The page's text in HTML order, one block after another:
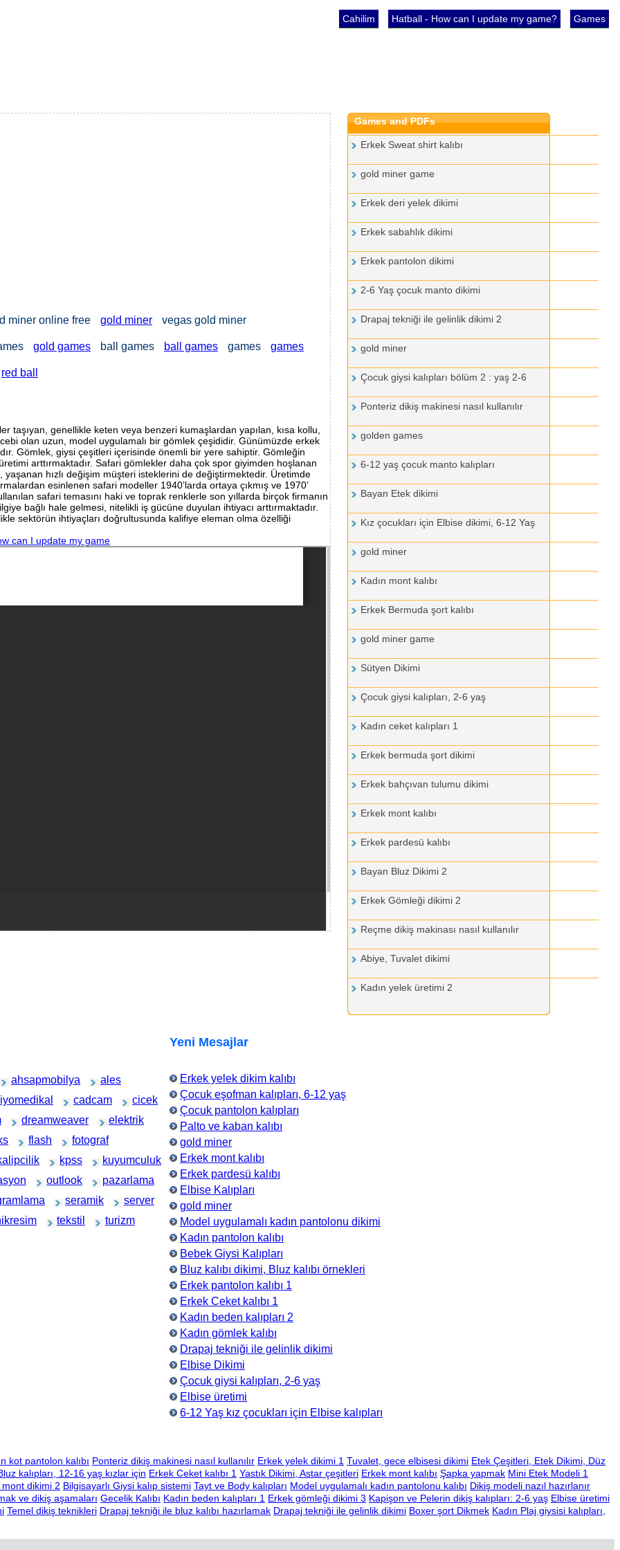
Games
Hatball - How can I update my game?
Cahilim
miner online free gold miner vegas gold miner
gold games ball games ball games games games
red ball
taşıyan, genellikle keten veya benzeri kumaşlardan yapılan, kısa kollu,
olan uzun, model uygulamalı bir gömlek çeşididir. Günümüzde erkek
Gömlek, giysi çeşitleri içerisinde önemli bir yere sahiptir. Gömleğin
arttırmaktadır. Safari gömlekler daha çok spor giyimden hoşlanan
hızlı değişim müşteri isteklerini de değiştirmektedir. Üretimde
esinlenen safari modeller 1940’larda ortaya çıkmış ve 1970’
safari temasını haki ve toprak renklerle son yıllarda birçok firmanın
bağlı hale gelmesi, nitelikli iş gücüne duyulan ihtiyacı arttırmaktadır.
sektörün ihtiyaçları doğrultusunda kalifiye eleman olma özelliği
can I update my game
Games and PDFs
Erkek Sweat shirt kalıbı
gold miner game
Erkek deri yelek dikimi
Erkek sabahlık dikimi
Erkek pantolon dikimi
2-6 Yaş çocuk manto dikimi
Drapaj tekniği ile gelinlik dikimi 2
gold miner
Çocuk giysi kalıpları bölüm 2 : yaş 2-6
Ponteriz dikiş makinesi nasıl kullanılır
golden games
6-12 yaş çocuk manto kalıpları
Bayan Etek dikimi
Kız çocukları için Elbise dikimi, 6-12 Yaş
gold miner
Kadın mont kalıbı
Erkek Bermuda şort kalıbı
gold miner game
Sütyen Dikimi
Çocuk giysi kalıpları, 2-6 yaş
Kadın ceket kalıpları 1
Erkek bermuda şort dikimi
Erkek bahçıvan tulumu dikimi
Erkek mont kalıbı
Erkek pardesü kalıbı
Bayan Bluz Dikimi 2
Erkek Gömleği dikimi 2
Reçme dikiş makinası nasıl kullanılır
Abiye, Tuvalet dikimi
Kadın yelek üretimi 2
ahsapmobilya
ales
cadcam
cicek
dreamweaver
elektrik
flash
fotograf
kpss
kuyumculuk
outlook
pazarlama
seramik
server
tekstil
turizm
Yeni Mesajlar
Erkek yelek dikim kalıbı
Çocuk eşofman kalıpları, 6-12 yaş
Çocuk pantolon kalıpları
Palto ve kaban kalıbı
gold miner
Erkek mont kalıbı
Erkek pardesü kalıbı
Elbise Kalıpları
gold miner
Model uygulamalı kadın pantolonu dikimi
Kadın pantolon kalıbı
Bebek Giysi Kalıpları
Bluz kalıbı dikimi, Bluz kalıbı örnekleri
Erkek pantolon kalıbı 1
Erkek Ceket kalıbı 1
Kadın beden kalıpları 2
Kadın gömlek kalıbı
Drapaj tekniği ile gelinlik dikimi
Elbise Dikimi
Çocuk giysi kalıpları, 2-6 yaş
Elbise üretimi
6-12 Yaş kız çocukları için Elbise kalıpları
kot pantolon kalıbı Ponteriz dikiş makinesi nasıl kullanılır Erkek yelek dikimi 1 Tuvalet, gece elbisesi dikimi Etek Çeşitleri, Etek Dikimi, Düz
kalıpları, 12-16 yaş kızlar için Erkek Ceket kalıbı 1 Yastık Dikimi, Astar çeşitleri Erkek mont kalıbı Şapka yapmak Mini Etek Modeli 1
mont dikimi 2 Bilgisayarlı Giysi kalıp sistemi Tayt ve Body kalıpları Model uygulamalı kadın pantolonu kalıbı Dikiş modeli nazıl hazırlanır
ve dikiş aşamaları Gecelik Kalıbı Kadın beden kalıpları 1 Erkek gömleği dikimi 3 Kapişon ve Pelerin dikiş kalıpları: 2-6 yaş Elbise üretimi
Temel dikiş teknikleri Drapaj tekniği ile bluz kalıbı hazırlamak Drapaj tekniği ile gelinlik dikimi Boxer şort Dikmek Kadın Plaj giysisi kalıpları,